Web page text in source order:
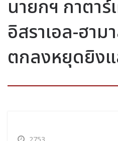
นายกฯ กาตาร์
อิสราเอล-ฮาม
ตกลงหยุดยิง